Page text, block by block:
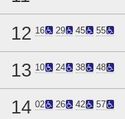
12 16 29 45 55
13 10 24 38 48
14 02 26 42 57